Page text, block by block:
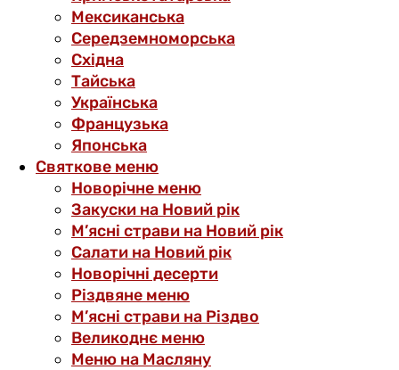
Мексиканська
Середземноморська
Східна
Тайська
Українська
Французька
Японська
Святкове меню
Новорічне меню
Закуски на Новий рік
М’ясні страви на Новий рік
Салати на Новий рік
Новорічні десерти
Різдвяне меню
М’ясні страви на Різдво
Великоднє меню
Меню на Масляну